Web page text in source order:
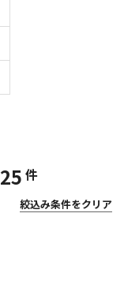
絞込み条件をクリア
25 件